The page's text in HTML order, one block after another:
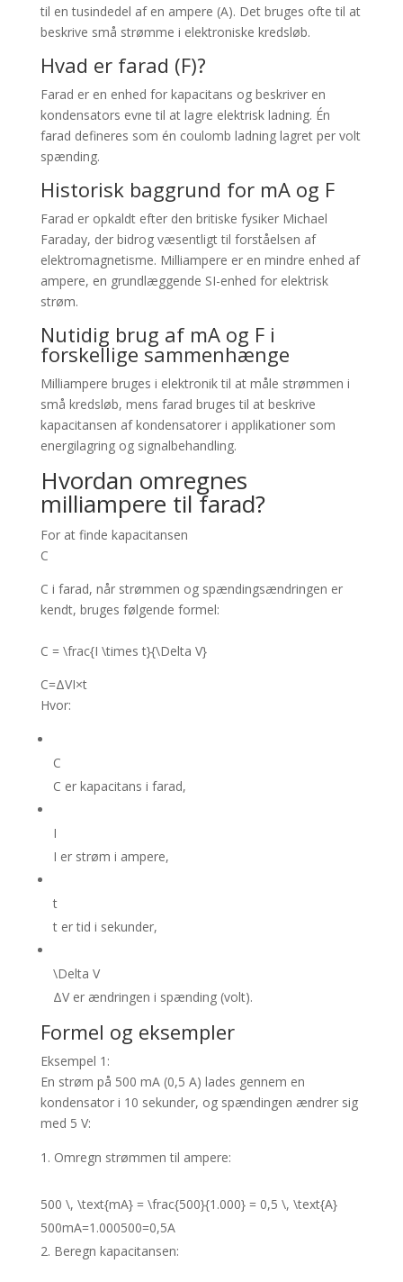
til en tusindedel af en ampere (A). Det bruges ofte til at
beskrive små strømme i elektroniske kredsløb.
Hvad er farad (F)?
Farad er en enhed for kapacitans og beskriver en
kondensators evne til at lagre elektrisk ladning. Én
farad defineres som én coulomb ladning lagret per volt
spænding.
Historisk baggrund for mA og F
Farad er opkaldt efter den britiske fysiker Michael
Faraday, der bidrog væsentligt til forståelsen af
elektromagnetisme. Milliampere er en mindre enhed af
ampere, en grundlæggende SI-enhed for elektrisk
strøm.
Nutidig brug af mA og F i
forskellige sammenhænge
Milliampere bruges i elektronik til at måle strømmen i
små kredsløb, mens farad bruges til at beskrive
kapacitansen af kondensatorer i applikationer som
energilagring og signalbehandling.
Hvordan omregnes
milliampere til farad?
For at finde kapacitansen
C
C i farad, når strømmen og spændingsændringen er
kendt, bruges følgende formel:
C = \frac{I \times t}{\Delta V}
C=ΔVI×t
Hvor:
C
C er kapacitans i farad,
I
I er strøm i ampere,
t
ter tid i sekunder,
\Delta V
ΔVer ændringen i spænding (volt).
Formel og eksempler
Eksempel 1:
En strøm på 500 mA (0,5 A) lades gennem en
kondensator i 10 sekunder, og spændingen ændrer sig
med 5 V:
Omregn strømmen til ampere:
500 \, \text{mA} = \frac{500}{1.000} = 0,5 \, \text{A}
500mA=1.000500=0,5A
Beregn kapacitansen: